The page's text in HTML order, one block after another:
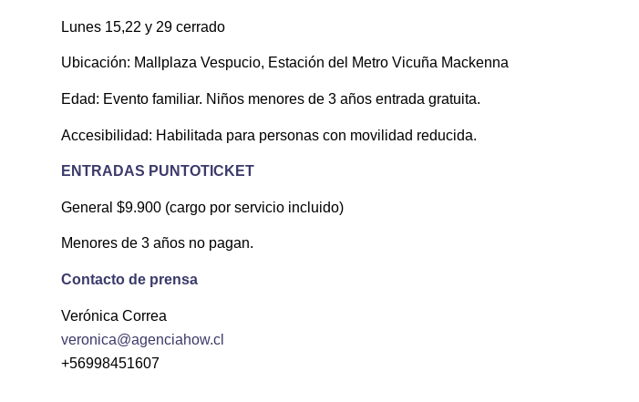
Lunes 15,22 y 29 cerrado
Ubicación: Mallplaza Vespucio, Estación del Metro Vicuña Mackenna
Edad: Evento familiar. Niños menores de 3 años entrada gratuita.
Accesibilidad: Habilitada para personas con movilidad reducida.
ENTRADAS PUNTOTICKET
General $9.900 (cargo por servicio incluido)
Menores de 3 años no pagan.
Contacto de prensa
Verónica Correa
veronica@agenciahow.cl
+56998451607